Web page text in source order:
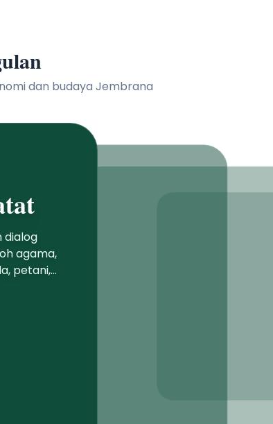
dan budaya Jembrana
dialog
agama,
petani,